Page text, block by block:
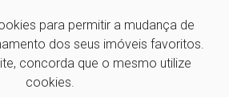
para permitir a mudança de
dos seus imóveis favoritos.
concorda que o mesmo utilize
cookies.